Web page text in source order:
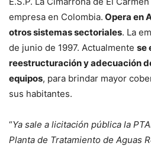
empresa en Colombia. Opera en
otros sistemas sectoriales. La
de junio de 1997. Actualmente se
reestructuración y adecuación
equipos, para brindar mayor
sus habitantes.
“Ya sale a licitación pública la
Planta de Tratamiento de Aguas